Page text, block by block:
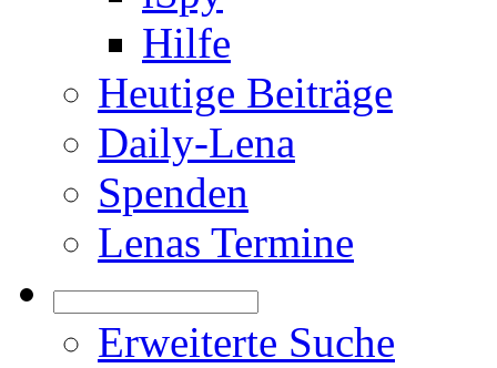
Hilfe
Heutige Beiträge
Daily-Lena
Spenden
Lenas Termine
Erweiterte Suche